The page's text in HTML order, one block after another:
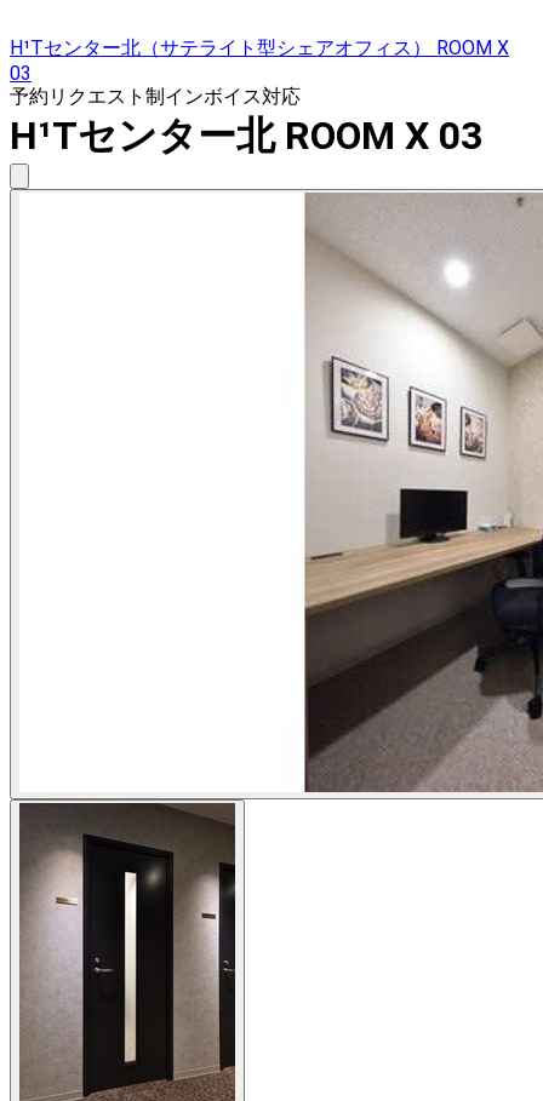
H¹Tセンター北（サテライト型シェアオフィス） ROOM X
03
予約リクエスト制インボイス対応
H¹Tセンター北 ROOM X 03